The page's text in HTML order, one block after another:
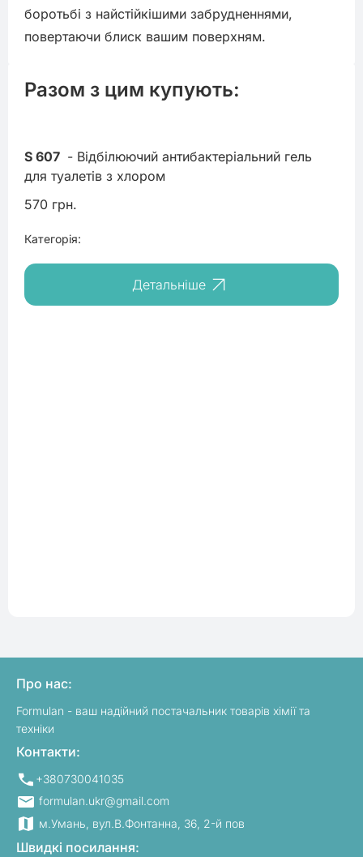
боротьбі з найстійкішими забрудненнями,
повертаючи блиск вашим поверхням.
Разом з цим купують:
S 607 - Відбілюючий антибактеріальний гель
для туалетів з хлором
570 грн.
Категорія:
Детальніше
Про нас:
Formulan - ваш надійний постачальник товарів хімії та
техніки
Контакти:
+380730041035
formulan.ukr@gmail.com
м.Умань, вул.В.Фонтанна, 36, 2-й пов
Швидкі посилання: